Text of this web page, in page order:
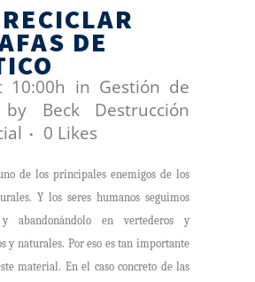
RECICLAR
DE
10:00h in Gestión de
by Beck Destrucción
0 Likes
de los principales enemigos de los
Y los seres humanos seguimos
y abandonándolo en vertederos y
y naturales. Por eso es tan importante
material. En el caso concreto de las